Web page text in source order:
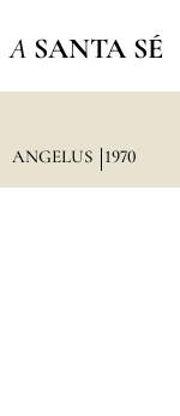
A SANTA SÉ
ANGELUS 1970